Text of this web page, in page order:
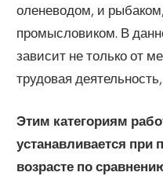
оленеводом, и
промысловиком. В
зависит не только от
трудовая
Этим категори­ям
устанавливается
возрасте по